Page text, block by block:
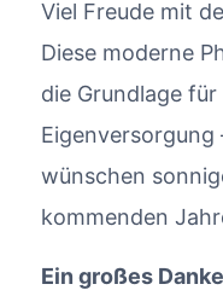
Viel Freude mit
Diese moderne
die Grundlage
Eigenversorgung
wünschen
kommenden
Ein großes